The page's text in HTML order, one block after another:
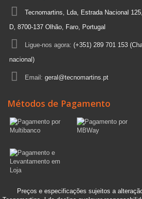
Tecnomartins, Lda, Estrada Nacional
D, 8700-137 Olhão, Faro, Portugal
Ligue-nos agora: (+351) 289 701 153
nacional)
Email: geral@tecnomartins.pt
Métodos de Pagamento
Preços e especificações sujeitos a